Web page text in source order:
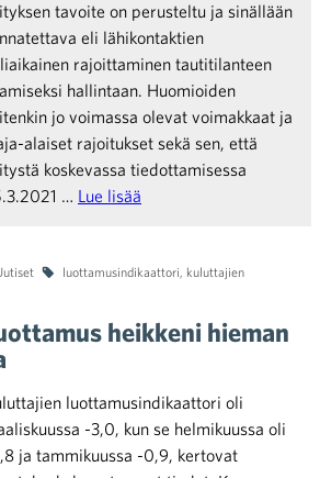
tavoite on perusteltu ja sinällään
eli lähikontaktien
rajoittaminen tautitilanteen
hallintaan. Huomioiden
jo voimassa olevat voimakkaat ja
alaiset rajoitukset sekä sen, että
koskevassa tiedottamisessa
… Lue lisää
luottamusindikaattori, kuluttajien
heikkeni hieman
luottamusindikaattori oli
-3,0, kun se helmikuussa oli
ja tammikuussa -0,9, kertovat